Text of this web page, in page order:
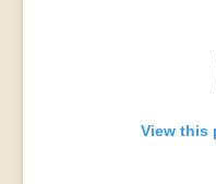
View this